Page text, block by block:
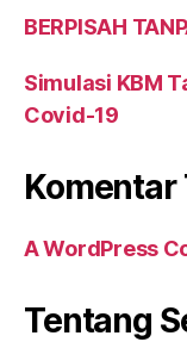
BERPISAH
Simulasi KBM
Covid-19
Komentar
A WordPress
Tentang